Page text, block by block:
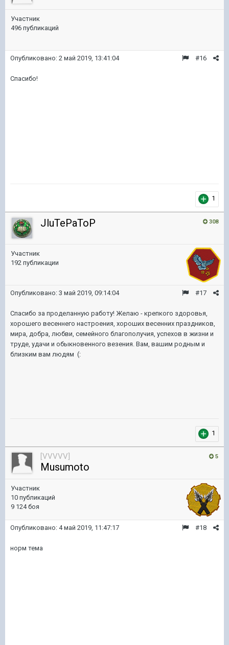
Участник
496 публикаций
#16
Опубликовано: 2 май 2019, 13:41:04
Спасибо!
1
308
JluTePaToP
Участник
192 публикации
#17
Опубликовано: 3 май 2019, 09:14:04
Спасибо за проделанную работу! Желаю - крепкого здоровья,
хорошего весеннего настроения, хороших весенних праздников,
мира, добра, любви, семейного благополучия, успехов в жизни и
труде, удачи и обыкновенного везения. Вам, вашим родным и
близким вам людям (:
1
5
[VVVVV]
Musumoto
Участник
10 публикаций
9 124 боя
#18
Опубликовано: 4 май 2019, 11:47:17
норм тема